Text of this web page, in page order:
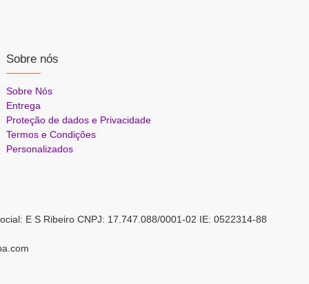
Sobre nós
Sobre Nós
Entrega
Proteção de dados e Privacidade
Termos e Condições
Personalizados
E S Ribeiro CNPJ: 17.747.088/0001-02 IE: 0522314-88